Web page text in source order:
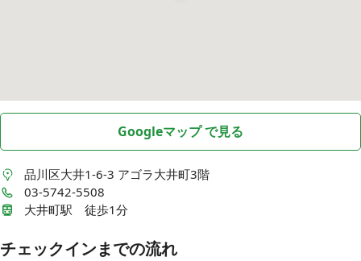
Googleマップ で見る
品川区大井1-6-3 アゴラ大井町3階
03-5742-5508
大井町駅 徒歩1分
チェックインまでの流れ